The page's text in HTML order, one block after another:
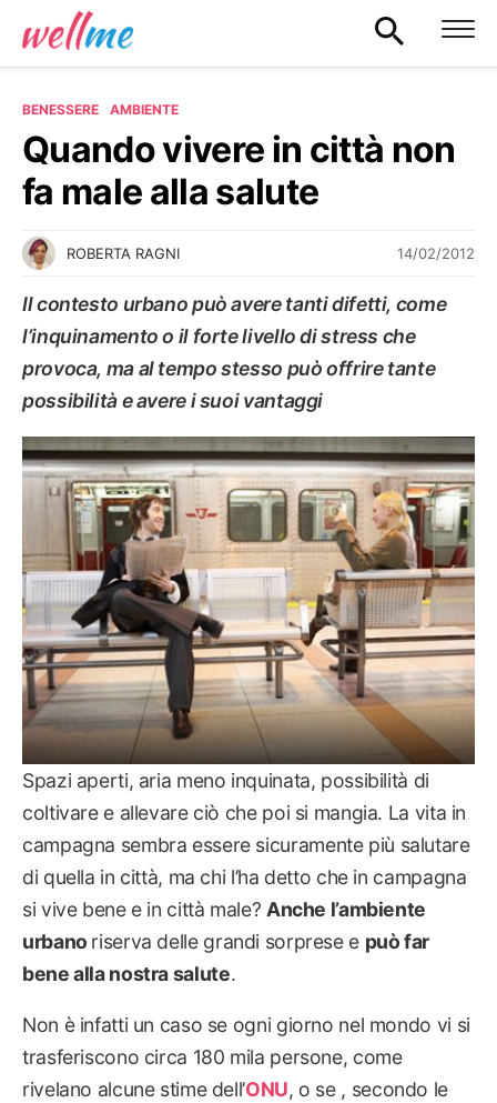
BENESSERE AMBIENTE
Quando vivere in città non
fa male alla salute
ROBERTA RAGNI 14/02/2012
Il contesto urbano può avere tanti difetti, come
l’inquinamento o il forte livello di stress che
provoca, ma al tempo stesso può offrire tante
possibilità e avere i suoi vantaggi
AMBIENTE
Spazi aperti, aria meno inquinata, possibilità di
coltivare e allevare ciò che poi si mangia. La vita in
campagna sembra essere sicuramente più salutare
di quella in città, ma chi l’ha detto che in campagna
si vive bene e in città male? Anche l’ambiente
urbano riserva delle grandi sorprese e può far
bene alla nostra salute.
Non è infatti un caso se ogni giorno nel mondo vi si
trasferiscono circa 180 mila persone, come
rivelano alcune stime dell’ONU, o se , secondo le